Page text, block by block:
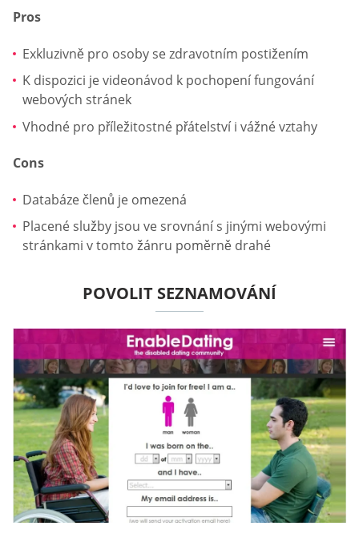
Pros
Exkluzivně pro osoby se zdravotním postižením
K dispozici je videonávod k pochopení fungování
webových stránek
Vhodné pro příležitostné přátelství i vážné vztahy
Cons
Databáze členů je omezená
Placené služby jsou ve srovnání s jinými webovými
stránkami v tomto žánru poměrně drahé
POVOLIT SEZNAMOVÁNÍ